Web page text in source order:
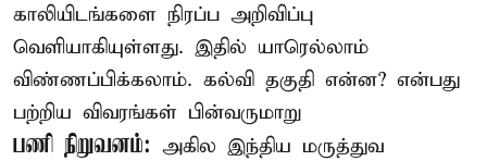
காலியிடங்களை நிரப்ப அறிவிப்பு
வெளியாகியுள்ளது. இதில் யாரெல்லாம்
விண்ணப்பிக்கலாம். கல்வி தகுதி என்ன? என்பது
பற்றிய விவரங்கள் பின்வருமாறு
பணி நிறுவனம்: அகில இந்திய மருத்துவ